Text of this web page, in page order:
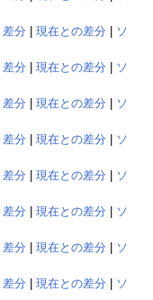
差分 現在との差分
ソ
差分 現在との差分
ソ
差分 現在との差分
ソ
差分 現在との差分
ソ
差分 現在との差分
ソ
差分 現在との差分
ソ
差分 現在との差分
ソ
差分 現在との差分
ソ